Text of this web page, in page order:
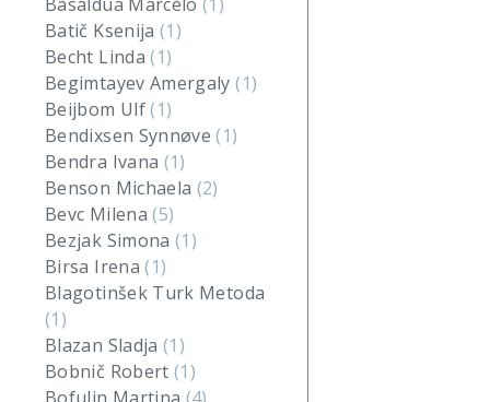
Batič Ksenija(1)
Becht Linda(1)
Begimtayev Amergaly(1)
Beijbom Ulf(1)
Bendixsen Synnøve(1)
Bendra Ivana (1)
Benson Michaela (2)
Bevc Milena(5)
Bezjak Simona(1)
Birsa Irena(1)
Blagotinšek Turk Metoda
(1)
Blazan Sladja(1)
Bobnič Robert(1)